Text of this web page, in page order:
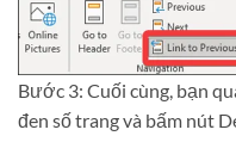
Bước 3: Cuối cùng, bạn
đen số trang và bấm nút